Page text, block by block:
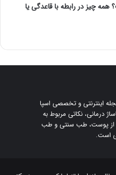
چیز در رابطه با قاعدگی یا
اینترنتی و تخصصی اسپا
درمانی، نکاتی مربوط به
از پوست، طب سنتی و طب
است.